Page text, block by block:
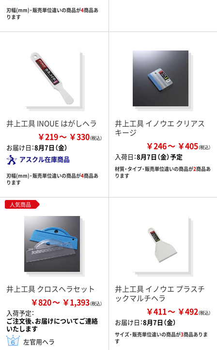
刃幅(mm)・販売単位違いの商品が4商品あ
ります
井上工具 INOUE はがしヘラ
￥219 ￥330
お届け日：8月7日（金）
アスクル在庫商品
刃幅(mm)・販売単位違いの商品が4商品あ
ります
井上工具 イノウエ クリアス
キージ
￥246 ￥405
入荷日：8月7日（金）予定
材質・タイプ・販売単位違いの商品が2商品あ
ります
人気商品
井上工具 クロスヘラセット
￥820 ￥1,393
入荷予定：
ご注文後、お届けについてご連絡
いたします
左官用ヘラ
井上工具 イノウエ プラスチ
ックマルチヘラ
￥411 ￥492
お届け日：8月7日（金）
サイズ・販売単位違いの商品が3商品ありま
す